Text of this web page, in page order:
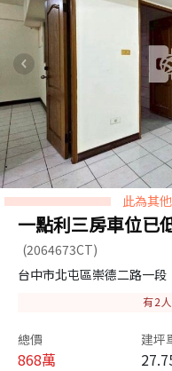
此為其
一點利三房車位已
(2064673CT)
台中市北屯區崇德二路一段
有2
總價
868萬
建坪